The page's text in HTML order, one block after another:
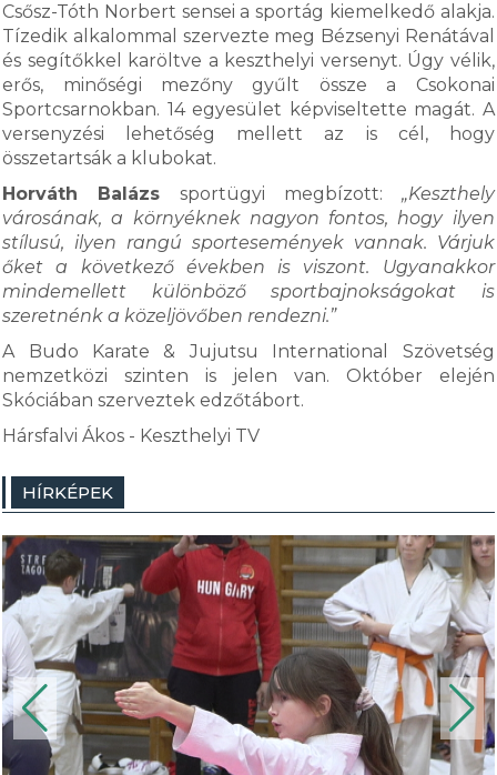
Csősz-Tóth Norbert sensei a sportág kiemelkedő alakja.
Tízedik alkalommal szervezte meg Bézsenyi Renátával
és segítőkkel karöltve a keszthelyi versenyt. Úgy vélik,
erős, minőségi mezőny gyűlt össze a Csokonai
Sportcsarnokban. 14 egyesület képviseltette magát. A
versenyzési lehetőség mellett az is cél, hogy
összetartsák a klubokat.
Horváth Balázs sportügyi megbízott: „Keszthely
városának, a környéknek nagyon fontos, hogy ilyen
stílusú, ilyen rangú sportesemények vannak. Várjuk
őket a következő években is viszont. Ugyanakkor
mindemellett különböző sportbajnokságokat is
szeretnénk a közeljövőben rendezni.”
A Budo Karate & Jujutsu International Szövetség
nemzetközi szinten is jelen van. Október elején
Skóciában szerveztek edzőtábort.
Hársfalvi Ákos - Keszthelyi TV
HÍRKÉPEK